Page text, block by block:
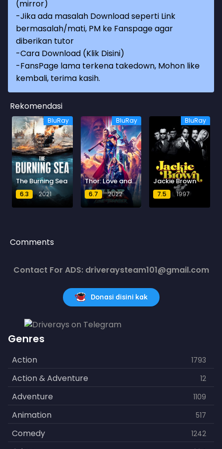
(mirror)
-Jika ada masalah Download seperti Link
bermasalah/mati, PM ke Fanspage agar
diberikan tutor
-Cara Download (Klik Disini)
-FansPage lama terkena takedown, Mohon like
kembali, terima kasih.
Rekomendasi
BluRay
The Burning Sea
6.3 2021
BluRay
Thor: Love and Thunder
6.7 2022
BluRay
Jackie Brown
7.5 1997
Comments
Contact For ADS: driveraysteam101@gmail.com
Donasi disini kak
Genres
Action 1793
Action & Adventure 12
Adventure 1109
Animation 517
Comedy 1242